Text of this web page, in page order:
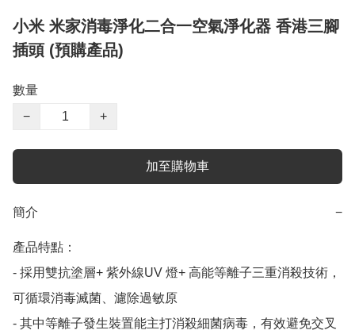
小米 米家消毒淨化二合一空氣淨化器 香港三腳
插頭 (預購產品)
數量
−
+
加至購物車
簡介 −
產品特點：
- 採用雙抗塗層+ 紫外線UV 燈+ 高能等離子三重消殺技術，
可循環消毒滅菌、濾除過敏原
- 其中等離子發生裝置能主打消殺細菌病毒，有效避免交叉